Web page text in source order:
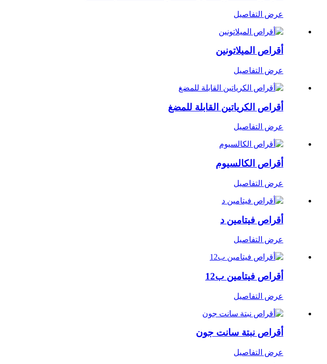
عرض التفاصيل
أقراص الميلاتونين
عرض التفاصيل
أقراص الكرياتين القابلة للمضغ
عرض التفاصيل
أقراص الكالسيوم
عرض التفاصيل
أقراص فيتامين د
عرض التفاصيل
أقراص فيتامين ب12
عرض التفاصيل
أقراص نبتة سانت جون
عرض التفاصيل